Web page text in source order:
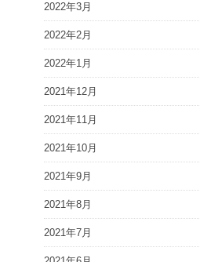
2022年3月
2022年2月
2022年1月
2021年12月
2021年11月
2021年10月
2021年9月
2021年8月
2021年7月